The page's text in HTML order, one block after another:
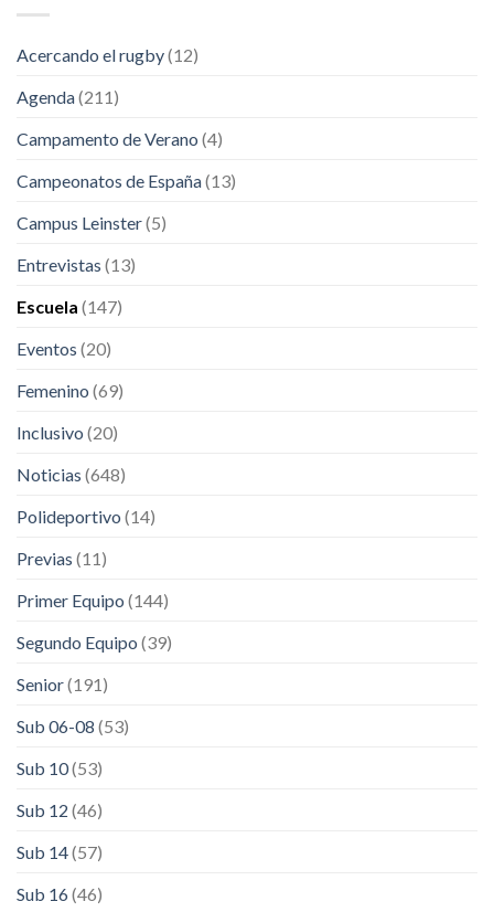
Acercando el rugby(12)
Agenda(211)
Campamento de Verano (4)
Campeonatos de España(13)
Campus Leinster(5)
Entrevistas (13)
Escuela (147)
Eventos (20)
Femenino (69)
Inclusivo (20)
Noticias (648)
Polideportivo (14)
Previas (11)
Primer Equipo (144)
Segundo Equipo (39)
Senior(191)
Sub 06-08 (53)
Sub 10(53)
Sub 12 (46)
Sub 14(57)
Sub 16(46)